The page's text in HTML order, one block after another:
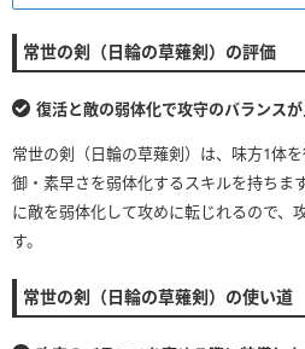
常世の剣（日輪の草薙剣）の評価
復活と敵の弱体化で攻守のバランス
常世の剣（日輪の草薙剣）は、味方1体
御・素早さを弱体化するスキルを持ちま
に敵を弱体化して攻めに転じれるので、
す。
常世の剣（日輪の草薙剣）の使い道